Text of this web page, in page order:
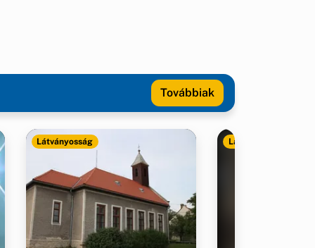
Továbbiak
Látványosság Látványosság